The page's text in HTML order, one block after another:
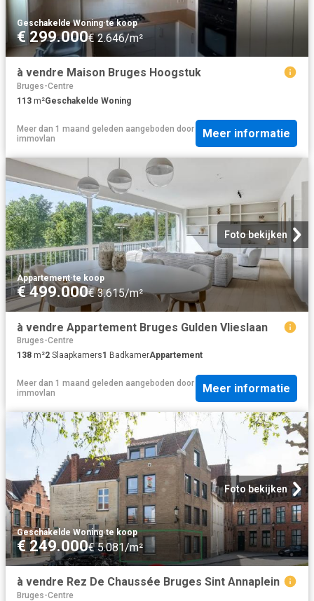
Geschakelde Woning·te koop
€ 299.000€ 2.646/m²
à vendre Maison Bruges Hoogstuk
Bruges-Centre
113 m²Geschakelde Woning
Meer dan 1 maand geleden aangeboden door
immovlan
Meer informatie
Foto bekijken
Appartement·te koop
€ 499.000€ 3.615/m²
à vendre Appartement Bruges Gulden Vlieslaan
Bruges-Centre
138 m²2 Slaapkamers1 BadkamerAppartement
Meer dan 1 maand geleden aangeboden door
immovlan
Meer informatie
Foto bekijken
Geschakelde Woning·te koop
€ 249.000€ 5.081/m²
à vendre Rez De Chaussée Bruges Sint Annaplein
Bruges-Centre